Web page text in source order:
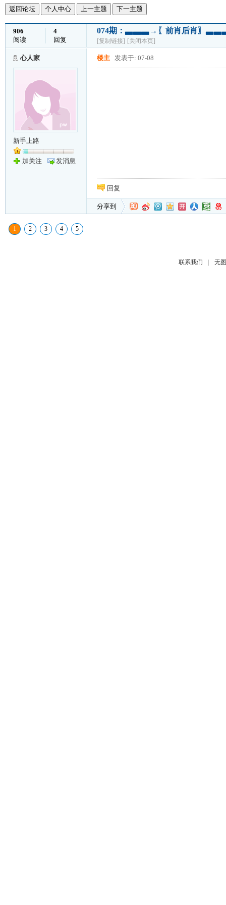
返回论坛 个人中心 上一主题 下一主题
906
阅读
4
回复
074期：▃▃▃→〖前肖后肖〗
[复制链接] [关闭本页]
心人家
新手上路
加关注 发消息
楼主 发表于: 07-08
回复
分享到
1 2 3 4 5
联系我们 | 无